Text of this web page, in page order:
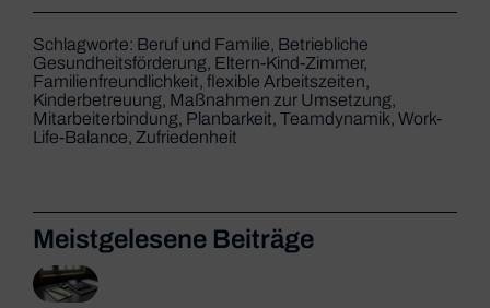
Schlagworte: Beruf und Familie, Betriebliche
Gesundheitsförderung, Eltern-Kind-Zimmer,
Familienfreundlichkeit, flexible Arbeitszeiten,
Kinderbetreuung, Maßnahmen zur Umsetzung,
Mitarbeiterbindung, Planbarkeit, Teamdynamik, Work-
Life-Balance, Zufriedenheit
Meistgelesene Beiträge